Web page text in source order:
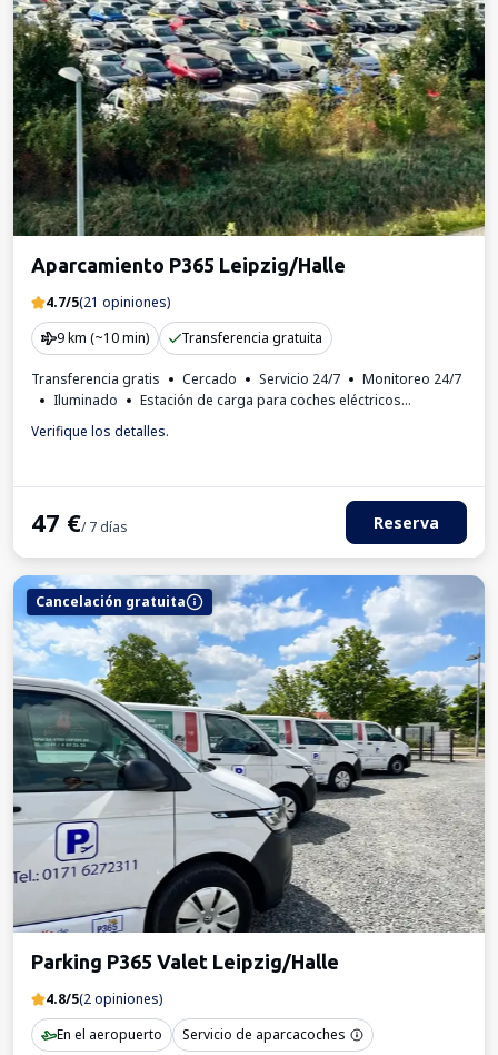
Aparcamiento P365 Leipzig/Halle
4.7/5(21 opiniones)
9 km (~10 min)
Transferencia gratuita
Transferencia gratis Cercado Servicio 24/7
Monitoreo 24/7
Iluminado
Estación de carga para coches eléctricos
Invoice from the car park
Verifique los detalles.
47 €/ 7 días Reserva
Cancelación gratuita
Parking P365 Valet Leipzig/Halle
4.8/5(2 opiniones)
En el aeropuerto
Servicio de aparcacoches